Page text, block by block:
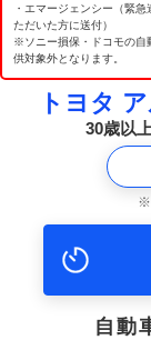
・エマージェンシー（緊
ただいた方に送付）
※ソニー損保・ドコモの自
供対象外となります。
トヨタ
30歳以
自動